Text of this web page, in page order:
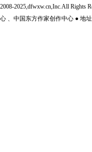
2025,dfwxw.cn,Inc.All Rights
、中国东方作家创作中心 ● 地